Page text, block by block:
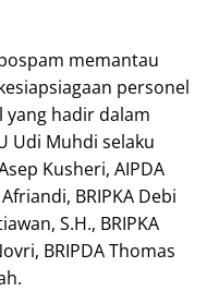
memantau
personel
yang hadir dalam
Udi Muhdi selaku
Kusheri, AIPDA
BRIPKA Debi
S.H., BRIPKA
BRIPDA Thomas